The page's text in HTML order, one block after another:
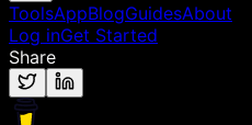
ToolsAppBlogGuidesAbout
Log inGet Started
Share